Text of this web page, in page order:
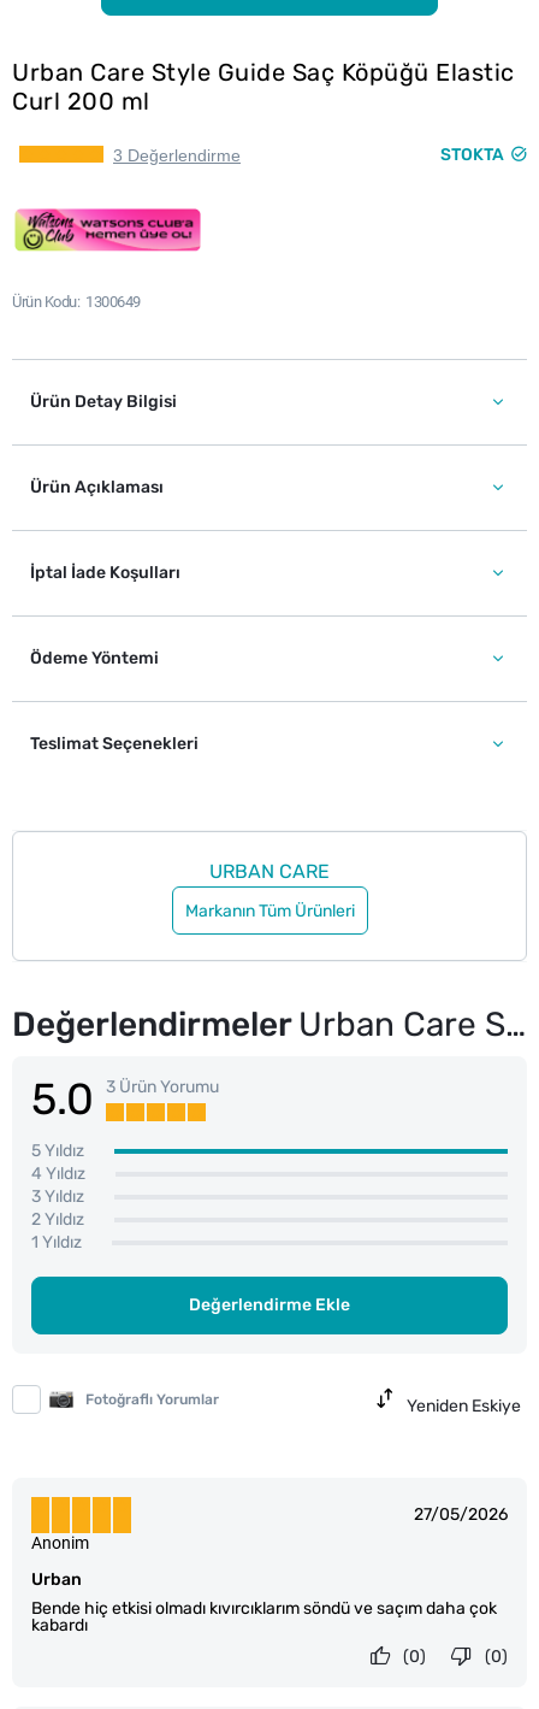
Urban Care Style Guide Saç Köpüğü Elastic
Curl 200 ml
3 Değerlendirme STOKTA
Ürün Kodu 1300649
Ürün Detay Bilgisi
Ürün Açıklaması
İptal İade Koşulları
Ödeme Yöntemi
Teslimat Seçenekleri
URBAN CARE
Markanın Tüm Ürünleri
Değerlendirmeler Urban Care Style Guide Saç Köpüğü Elastic Curl 200 ml
5.0 3 Ürün Yorumu
5 Yıldız
4 Yıldız
3 Yıldız
2 Yıldız
1 Yıldız
Değerlendirme Ekle
Fotoğraflı Yorumlar Yeniden Eskiye
27/05/2026
Urban
Bende hiç etkisi olmadı kıvırcıklarım söndü ve saçım daha çok
kabardı
Anonim
(0)
(0)